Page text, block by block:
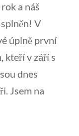
a náš
V
úplně první
kteří v září s
dnes
Jsem na